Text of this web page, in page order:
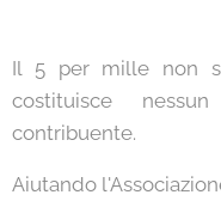
Il 5 per mille non
costituisce
contribuente.
Aiutando